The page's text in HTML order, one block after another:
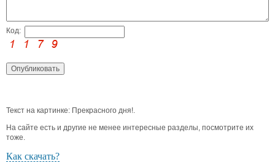
Код:
Текст на картинке: Прекрасного дня!.
На сайте есть и другие не менее интересные разделы, посмотрите их
тоже.
Как скачать?